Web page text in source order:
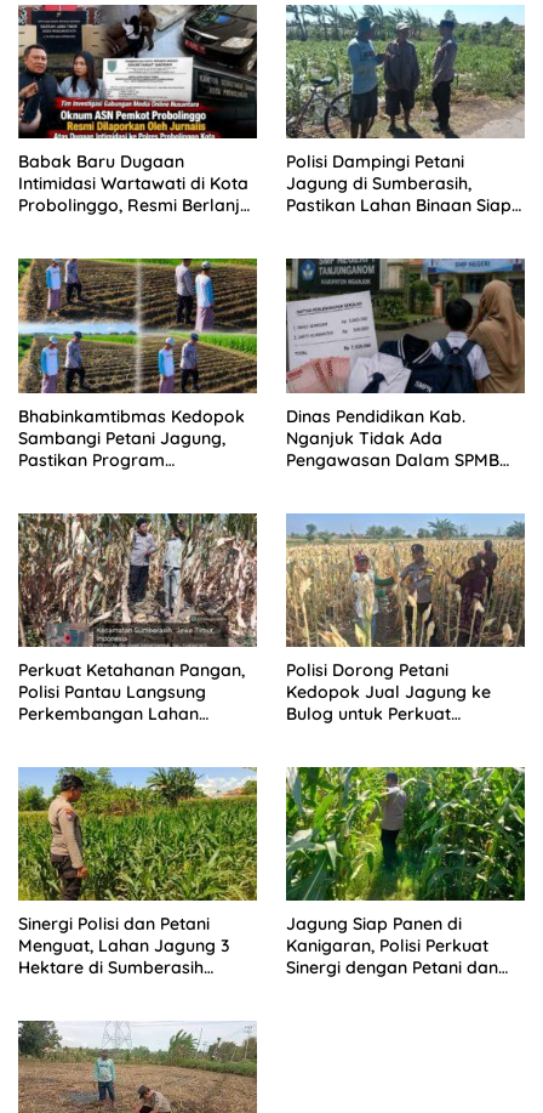
Babak Baru Dugaan
Intimidasi Wartawati di Kota
Probolinggo, Resmi Berlanjut
Polisi Dampingi Petani
Jagung di Sumberasih,
Pastikan Lahan Binaan Siap
Bhabinkamtibmas Kedopok
Sambangi Petani Jagung,
Pastikan Program
Dinas Pendidikan Kab.
Nganjuk Tidak Ada
Pengawasan Dalam SPMB
Perkuat Ketahanan Pangan,
Polisi Pantau Langsung
Perkembangan Lahan
Polisi Dorong Petani
Kedopok Jual Jagung ke
Bulog untuk Perkuat
Sinergi Polisi dan Petani
Menguat, Lahan Jagung 3
Hektare di Sumberasih
Jagung Siap Panen di
Kanigaran, Polisi Perkuat
Sinergi dengan Petani dan